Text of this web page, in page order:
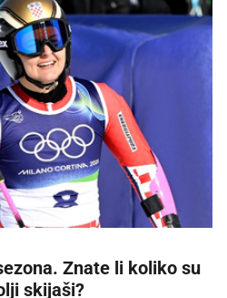
Znate li koliko su
skijaši?